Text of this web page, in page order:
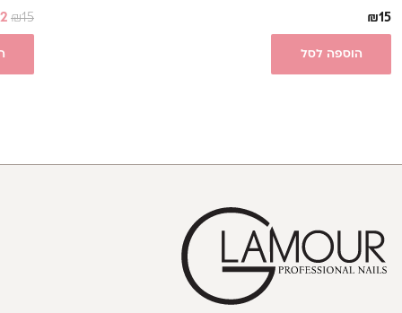
₪15
הוספה לסל
₪15